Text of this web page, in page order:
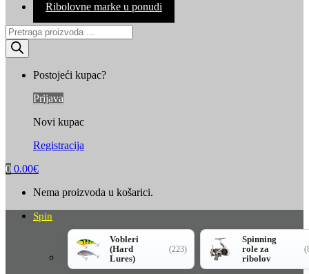
Ribolovne marke u ponudi
Products
search
Postojeći kupac?
Prijava
Novi kupac
Registracija
0 0.00€
Nema proizvoda u košarici.
Spin
Vobleri
(Hard
Lures)
(223)
Spinning
role za
ribolov